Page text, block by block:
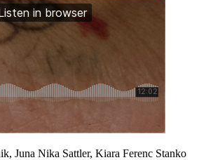
Juna Nika Sattler, Kiara Ferenc Stanko